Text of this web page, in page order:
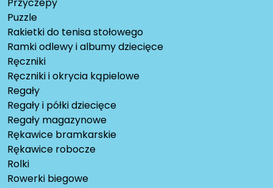
Przyczepy
Puzzle
Rakietki do tenisa stołowego
Ramki odlewy i albumy dziecięce
Ręczniki
Ręczniki i okrycia kąpielowe
Regały
Regały i półki dziecięce
Regały magazynowe
Rękawice bramkarskie
Rękawice robocze
Rolki
Rowerki biegowe